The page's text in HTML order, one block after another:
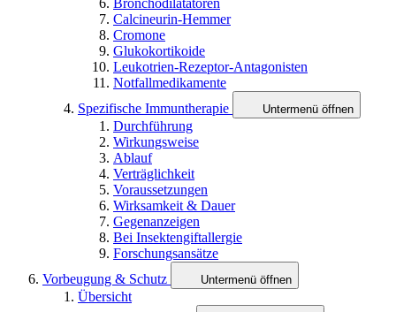
Bronchodilatatoren
Calcineurin-Hemmer
Cromone
Glukokortikoide
Leukotrien-Rezeptor-Antagonisten
Notfallmedikamente
Spezifische Immuntherapie
Untermenü öffnen
Durchführung
Wirkungsweise
Ablauf
Verträglichkeit
Voraussetzungen
Wirksamkeit & Dauer
Gegenanzeigen
Bei Insektengiftallergie
Forschungsansätze
Vorbeugung & Schutz
Untermenü öffnen
Übersicht